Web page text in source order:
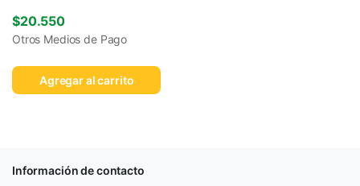
$20.550
Otros Medios de Pago
Agregar al carrito
Información de contacto